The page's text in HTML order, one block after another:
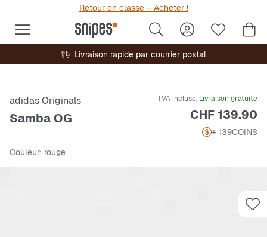
Retour en classe – Acheter !
Livraison rapide par courrier postal
adidas Originals
Samba OG
TVA incluse, Livraison gratuite
Prix
CHF 139.90
+ 139COINS
Couleur: rouge